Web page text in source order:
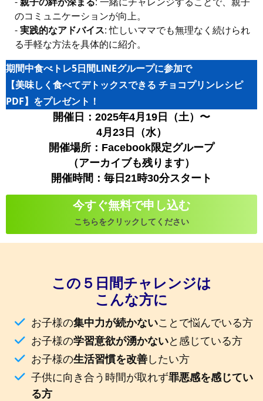
のコミュニケーションが向上。
-実践的なアドバイス: 忙しいママでも無理なく続けられ
る手軽な方法を具体的に紹介。
期間中食べトレ5日間LINEグループに参加で
【美味しく食べてデトックスできる チョコプリンレシピ
PDF】をプレゼント！
開催日：2025年4月19日（土）〜
4月23日（水）
開催場所：Facebook限定グループ
（アーカイブも残ります）
開催時間：毎日21時30分スタート
今すぐ無料で申し込む
こちらをクリックしてください
この５日間チャレンジは
こんな方に
お子様の集中力が続かないことで悩んでいる方
お子様の学習意欲が湧かないと感じている方
お子様の生活習慣を改善したい方
子供に向き合う時間が取れず罪悪感を感じてい
る方